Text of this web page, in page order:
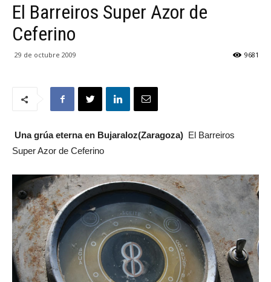
El Barreiros Super Azor de
Ceferino
29 de octubre 2009 9681
Una grúa eterna en Bujaraloz(Zaragoza) El Barreiros
Super Azor de Ceferino